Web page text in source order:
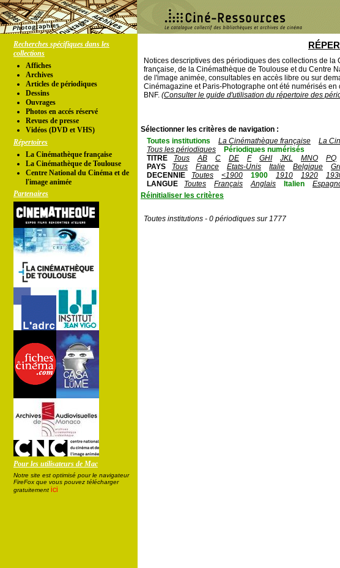
Recherches spécifiques dans les
collections
Affiches
Archives
Articles de périodiques
Dessins
Ouvrages
Photos en accés réservé
Revues de presse
Vidéos (DVD et VHS)
Répertoires
La Cinémathèque française
La Cinémathèque de Toulouse
Centre National du Cinéma et de
l'image animée
Partenaires
Pour les utilisateurs de Mac
Notre site est optimisé pour le navigateur
FireFox que vous pouvez télécharger
gratuitement ici
Notices descriptives des périodiques des collections de la
française, de la Cinémathèque de Toulouse et du Centre
de l'image animée, consultables en accès libre ou sur
Cinémagazine et Paris-Photographe ont été numérisés en
BNF. (Consulter le guide d'utilisation du répertoire des
Sélectionner les critères de navigation :
Toutes institutions
La Cinémathèque française La
Tous les périodiques
Périodiques numérisés
TITRE
Tous AB C DE F GHI JKL MNO PQ
PAYS
Tous France Etats-Unis Italie Belgique
DECENNIE
Toutes <1900 1900 1910 1920
LANGUE
Toutes Français Anglais Italien
Réinitialiser les critères
Toutes institutions - 0 périodiques sur 1777